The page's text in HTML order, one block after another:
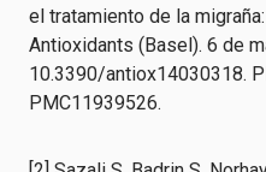
el tratamiento de la
Antioxidants (Basel). 6 de
10.3390/antiox14030318.
PMC11939526.